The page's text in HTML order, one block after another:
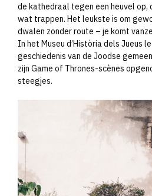
de kathedraal tegen een heuvel op,
wat trappen. Het leukste is om
dwalen zonder route – je komt
In het Museu d’Història dels Jueus
geschiedenis van de Joodse
zijn Game of Thrones-scènes
steegjes.